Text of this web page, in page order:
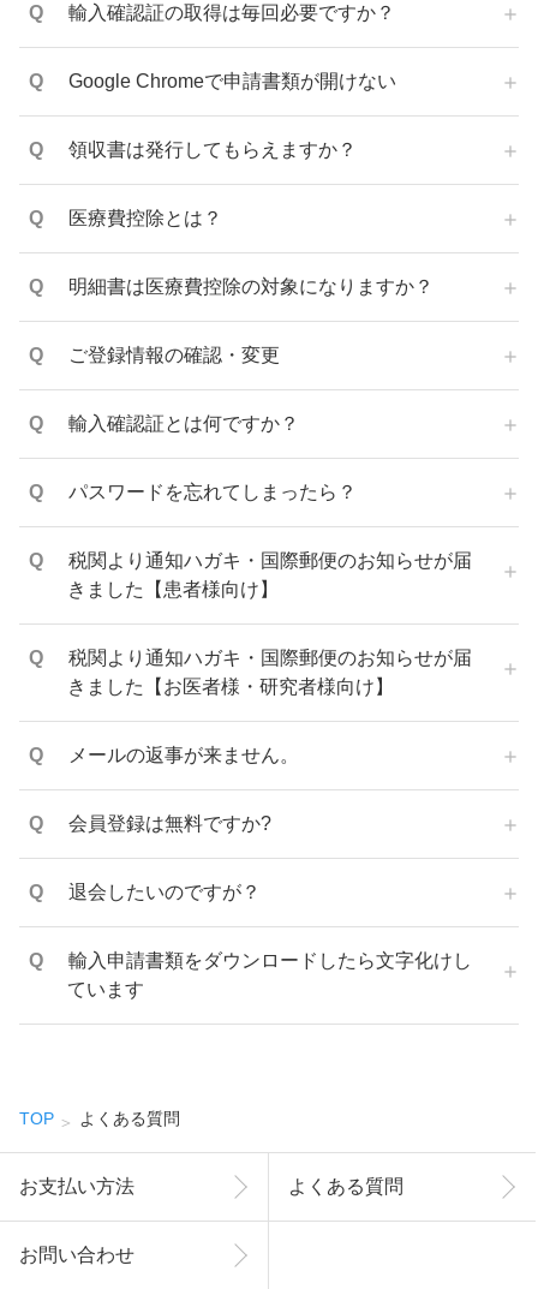
輸入確認証の取得は毎回必要ですか？
Google Chromeで申請書類が開けない
領収書は発行してもらえますか？
医療費控除とは？
明細書は医療費控除の対象になりますか？
ご登録情報の確認・変更
輸入確認証とは何ですか？
パスワードを忘れてしまったら？
税関より通知ハガキ・国際郵便のお知らせが届
きました【患者様向け】
税関より通知ハガキ・国際郵便のお知らせが届
きました【お医者様・研究者様向け】
メールの返事が来ません。
会員登録は無料ですか?
退会したいのですが？
輸入申請書類をダウンロードしたら文字化けし
ています
TOP よくある質問
お支払い方法 よくある質問
お問い合わせ